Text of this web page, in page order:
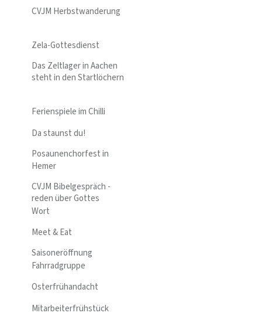
CVJM Herbstwanderung
Zela-Gottesdienst
Das Zeltlager in Aachen
steht in den Startlöchern
Ferienspiele im Chilli
Da staunst du!
Posaunenchorfest in
Hemer
CVJM Bibelgespräch -
reden über Gottes
Wort
Meet & Eat
Saisoneröffnung
Fahrradgruppe
Osterfrühandacht
Mitarbeiterfrühstück